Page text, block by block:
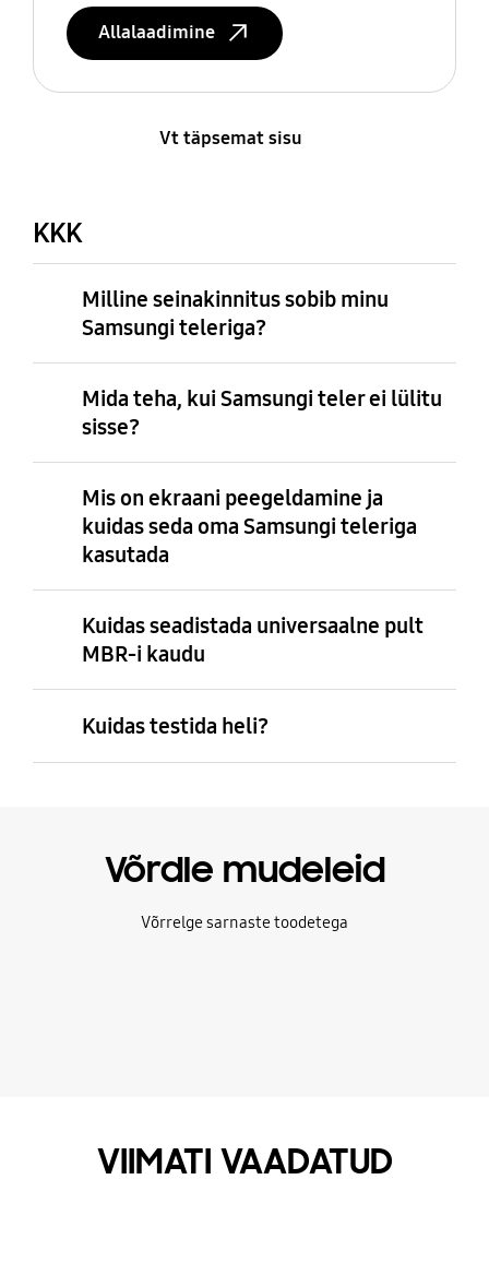
Allalaadimine
Vt täpsemat sisu
KKK
Milline seinakinnitus sobib minu
Samsungi teleriga?
Mida teha, kui Samsungi teler ei lülitu
sisse?
Mis on ekraani peegeldamine ja
kuidas seda oma Samsungi teleriga
kasutada
Kuidas seadistada universaalne pult
MBR-i kaudu
Kuidas testida heli?
Võrdle mudeleid
Võrrelge sarnaste toodetega
VIIMATI VAADATUD